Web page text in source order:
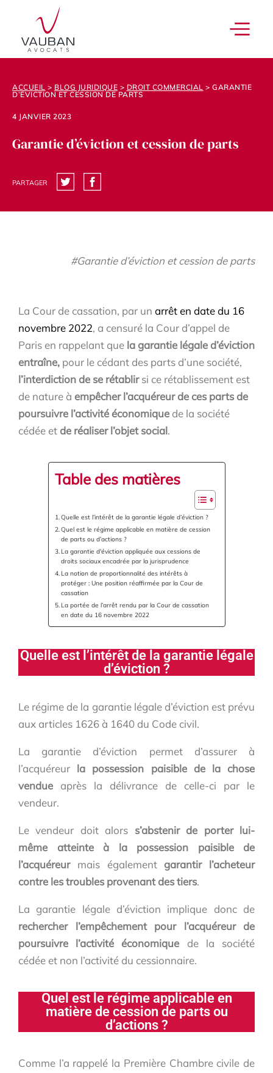
ACCUEIL > BLOG JURIDIQUE > DROIT COMMERCIAL > GARANTIE
D’ÉVICTION ET CESSION DE PARTS
4 JANVIER 2023
Garantie d’éviction et cession de parts
PARTAGER
#Garantie d’éviction et cession de parts
La Cour de cassation, par un arrêt en date du 16
novembre 2022, a censuré la Cour d’appel de
Paris en rappelant que la garantie légale d’éviction
entraîne, pour le cédant des parts d’une société,
l’interdiction de se rétablirsi ce rétablissement est
de nature à empêcher l’acquéreur de ces parts de
poursuivre l’activité économique de la société
cédée et de réaliser l’objet social.
Table des matières
Quelle est l’intérêt de la garantie légale d’éviction ?
Quel est le régime applicable en matière de cession
de parts ou d’actions ?
La garantie d'éviction appliquée aux cessions de
droits sociaux encadrée par la jurisprudence
La notion de proportionnalité des intérêts à
protéger : Une position réaffirmée par la Cour de
cassation
La portée de l’arrêt rendu par la Cour de cassation
en date du 16 novembre 2022
Quelle est l’intérêt de la garantie légale
d’éviction ?
Le régime de la garantie légale d’éviction est prévu
aux articles 1626 à 1640 du Code civil.
La garantie d’éviction permet d’assurer à
l’acquéreur la possession paisible de la chose
vendue après la délivrance de celle-ci par le
vendeur.
Le vendeur doit alors s’abstenir de porter lui-
même atteinte à la possession paisible de
l’acquéreurmais également garantir l’acheteur
contre les troubles provenant des tiers.
La garantie légale d’éviction implique donc de
rechercher l’empêchement pour l’acquéreur de
poursuivre l’activité économique de la société
cédée et non l’activité du cessionnaire.
Quel est le régime applicable en
matière de cession de parts ou
d’actions ?
Comme l’a rappelé la Première Chambre civile de